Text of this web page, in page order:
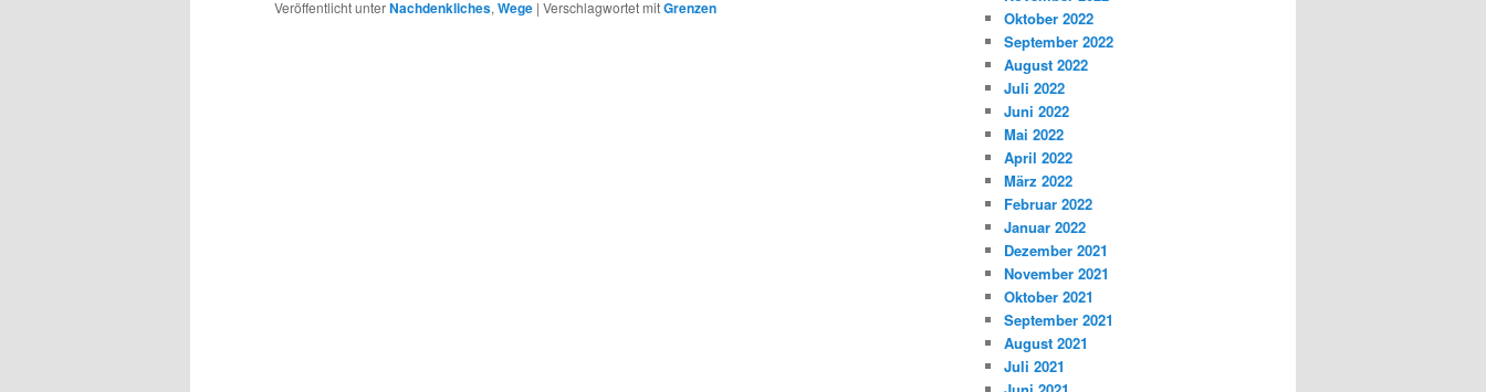
Veröffentlicht unterNachdenkliches, Wege | Verschlagwortet mitGrenzen
Oktober 2022
September 2022
August 2022
Juli 2022
Juni 2022
Mai 2022
April 2022
März 2022
Februar 2022
Januar 2022
Dezember 2021
November 2021
Oktober 2021
September 2021
August 2021
Juli 2021